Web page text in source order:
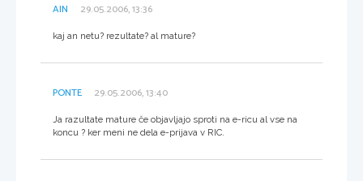
AIN 29.05.2006, 13:36
kaj an netu? rezultate? al mature?
PONTE 29.05.2006, 13:40
Ja razultate mature če objavljajo sproti na e-ricu al vse na
koncu ? ker meni ne dela e-prijava v RIC.